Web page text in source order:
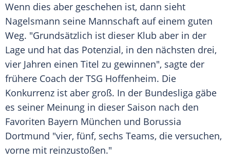
Wenn dies aber geschehen ist, dann sieht
Nagelsmann seine Mannschaft auf einem guten
Weg. "Grundsätzlich ist dieser Klub aber in der
Lage und hat das Potenzial, in den nächsten drei,
vier Jahren einen Titel zu gewinnen", sagte der
frühere Coach der TSG Hoffenheim. Die
Konkurrenz ist aber groß. In der Bundesliga gäbe
es seiner Meinung in dieser Saison nach den
Favoriten Bayern München und Borussia
Dortmund "vier, fünf, sechs Teams, die versuchen,
vorne mit reinzustoßen."